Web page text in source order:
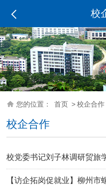
校
您的位置： 首页 > 校企合作
校企合作
校党委书记刘子林调研贸旅
地开展实践情况
【访企拓岗促就业】柳州市